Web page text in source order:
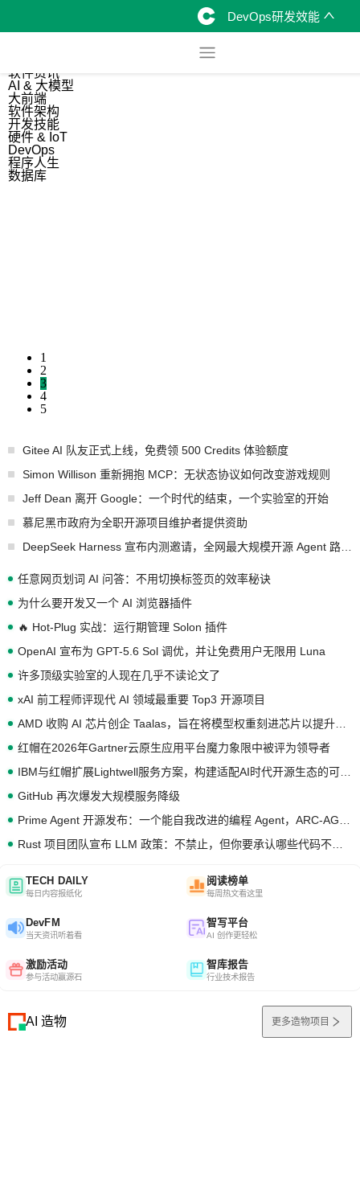
DevOps研发效能
软件资讯
AI & 大模型
大前端
软件架构
开发技能
硬件 & IoT
DevOps
程序人生
数据库
1
2
3
4
5
Gitee AI 队友正式上线，免费领 500 Credits 体验额度
Simon Willison 重新拥抱 MCP：无状态协议如何改变游戏规则
Jeff Dean 离开 Google：一个时代的结束，一个实验室的开始
慕尼黑市政府为全职开源项目维护者提供资助
任意网页划词 AI 问答：不用切换标签页的效率秘诀
为什么要开发又一个 AI 浏览器插件
🔥 Hot-Plug 实战：运行期管理 Solon 插件
OpenAI 宣布为 GPT-5.6 Sol 调优，并让免费用户无限用 Luna
许多顶级实验室的人现在几乎不读论文了
xAI 前工程师评现代 AI 领域最重要 Top3 开源项目
红帽在2026年Gartner云原生应用平台魔力象限中被评为领导者
GitHub 再次爆发大规模服务降级
TECH DAILY
每日内容报纸化
阅读榜单
每周热文看这里
DevFM
当天资讯听着看
智写平台
AI 创作更轻松
激励活动
参与活动赢源石
智库报告
行业技术报告
AI 造物 更多造物项目